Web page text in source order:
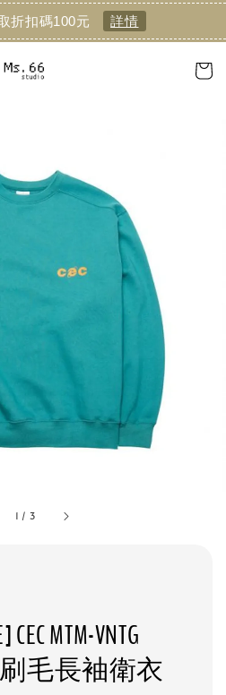
折扣碼100元 詳情
1 / 3
CEC MTM-VNTG
刷毛長袖衛衣